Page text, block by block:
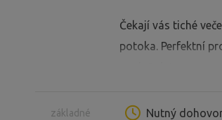
Čekají vás tiché
potoka. Perfektní
Největším
základné
Nutný